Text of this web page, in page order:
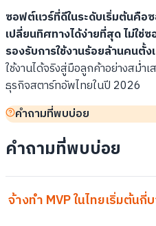
ซอฟต์แวร์ที่ดีในระดับเริ่มต้นคื
เปลี่ยนทิศทางได้ง่ายที่สุด ไม่ใช่
รองรับการใช้งานร้อยล้านคนตั้
ใช้งานได้จริงสู่มือลูกค้าอย่างสม่ำ
ธุรกิจสตาร์ทอัพไทยในปี 2026
คำถามที่พบบ่อย
คำถามที่พบบ่อย
จ้างทำ MVP ในไทยเริ่มต้นกี่